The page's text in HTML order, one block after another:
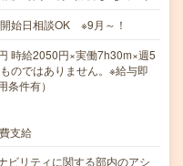
始日相談OK ※9月～！
時給2050円×実働7h30m×週5
のではありません。※給与即
条件有）
支給
ビリティに関する部内のアシ